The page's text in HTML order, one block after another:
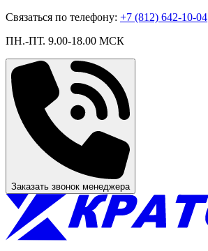
Связаться по телефону: +7 (812) 642-10-04
ПН.-ПТ. 9.00-18.00 МСК
Заказать звонок менеджера